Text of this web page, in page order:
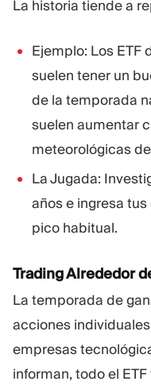
La historia tiende a
Ejemplo: Los ETF
suelen tener un
de la temporada
suelen aumentar
meteorológicas
La Jugada:
años e ingresa
pico habitual.
Trading Alrededor
La temporada de
acciones
empresas
informan, todo el